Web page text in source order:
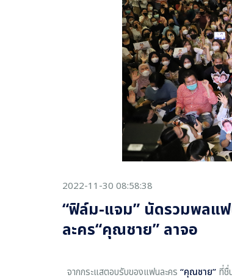
2022-11-30 08:58:38
“ฟิล์ม-แจม” นัดรวมพลแ
ละคร“คุณชาย” ลาจอ
จากกระแสตอบรับของแฟนละคร “คุณชาย” ที่ชื่